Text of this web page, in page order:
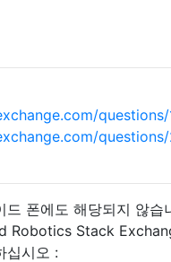
드 폰에도 해당되지 않습
Robotics Stack
십시오 :